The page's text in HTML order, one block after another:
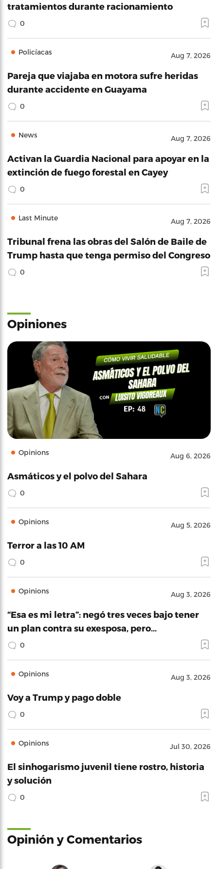
tratamientos durante racionamiento
0
Policíacas Aug 7, 2026
Pareja que viajaba en motora sufre heridas
durante accidente en Guayama
0
News Aug 7, 2026
Activan la Guardia Nacional para apoyar en la
extinción de fuego forestal en Cayey
0
Last Minute Aug 7, 2026
Tribunal frena las obras del Salón de Baile de
Trump hasta que tenga permiso del Congreso
0
Opiniones
Opinions Aug 6, 2026
Asmáticos y el polvo del Sahara
0
Opinions Aug 5, 2026
Terror a las 10 AM
0
Opinions Aug 3, 2026
“Esa es mi letra”: negó tres veces bajo tener
un plan contra su exesposa, pero…
0
Opinions Aug 3, 2026
Voy a Trump y pago doble
0
Opinions Jul 30, 2026
El sinhogarismo juvenil tiene rostro, historia
y solución
0
Opinión y Comentarios